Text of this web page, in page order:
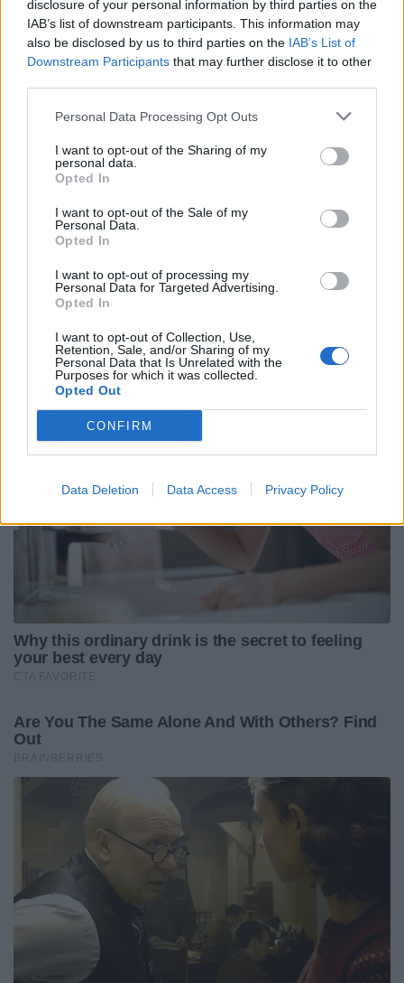
disclosure of your personal information by third parties on the
IAB’s list of downstream participants. This information may
also be disclosed by us to third parties on the IAB’s List of
Downstream Participants that may further disclose it to other
Personal Data Processing Opt Outs
I want to opt-out of the Sharing of my
personal data.
Opted In
I want to opt-out of the Sale of my
Personal Data.
Opted In
I want to opt-out of processing my
Personal Data for Targeted Advertising.
Opted In
I want to opt-out of Collection, Use,
Retention, Sale, and/or Sharing of my
Personal Data that Is Unrelated with the
Purposes for which it was collected.
Opted Out
CONFIRM
Data Deletion Data Access Privacy Policy
--------------------------- zona play-off
9) Ulster 23 (-12)
11) Benetton 23 (-73)
12) Ospreys 22
13) Lions 19 (-5)
15) Zebre 16
16) Dragons 8